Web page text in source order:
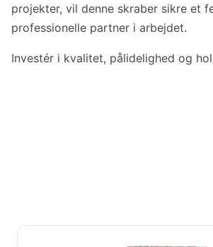
projekter, vil denne skraber sikre et
professionelle partner i arbejdet.
Investér i kvalitet, pålidelighed og